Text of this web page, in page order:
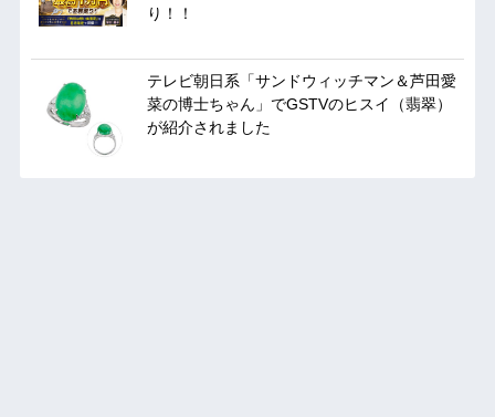
り！！
テレビ朝日系「サンドウィッチマン＆芦田愛
菜の博士ちゃん」でGSTVのヒスイ（翡翠）
が紹介されました